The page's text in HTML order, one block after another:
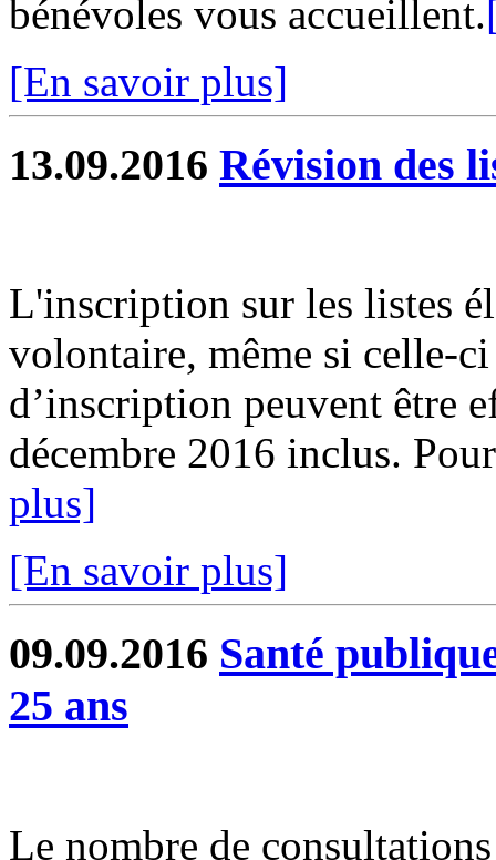
bénévoles vous accueillent.
[En savoir plus]
13.09.2016 Révision des
L'inscription sur les listes
volontaire, même si celle-
d’inscription peuvent être
décembre 2016 inclus.
plus]
[En savoir plus]
09.09.2016 Santé
25 ans
Le nombre de